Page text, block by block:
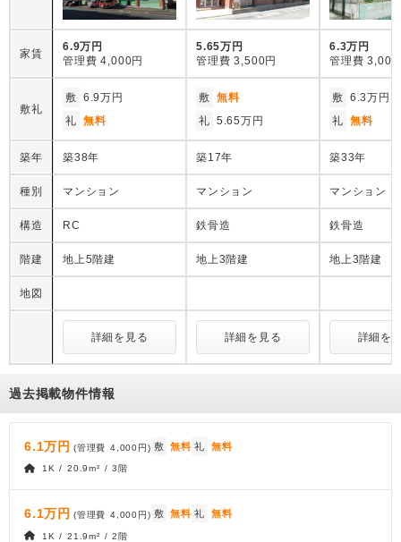
家賃
6.9万円
管理費 4,000円
5.65万円
管理費 3,500円
6.3万円
管理費 3,000
敷礼
敷 6.9万円
礼 無料
敷 無料
礼 5.65万円
敷 6.3万円
礼 無料
築年 築38年 築17年 築33年
種別 マンション マンション マンション
構造 RC 鉄骨造 鉄骨造
階建 地上5階建 地上3階建 地上3階建
地図
詳細を見る 詳細を見る 詳細を
過去掲載物件情報
6.1万円 (管理費 4,000円) 敷 無料 礼 無料
1K / 20.9m² / 3階
6.1万円 (管理費 4,000円 ) 敷 無料 礼 無料
1K / 21.9m² / 2階